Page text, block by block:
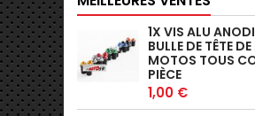
1X VIS ALU
BULLE DE TÊTE
MOTOS TOUS
PIÈCE
1,00 €